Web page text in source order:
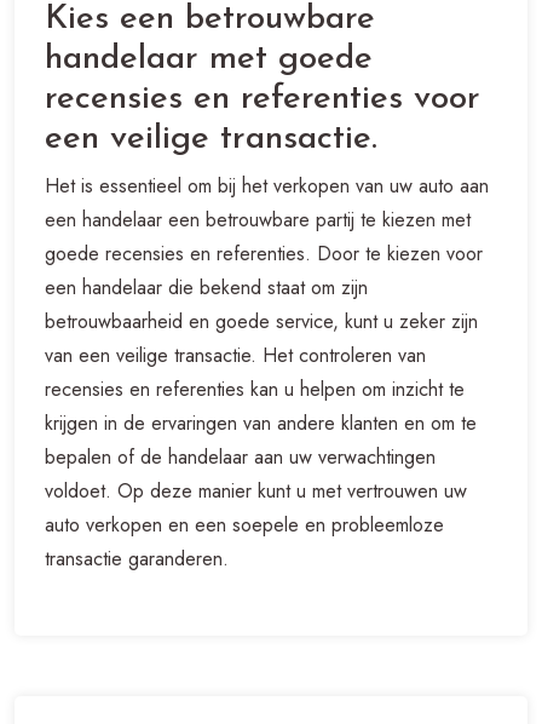
Kies een betrouwbare
handelaar met goede
recensies en referenties voor
een veilige transactie.
Het is essentieel om bij het verkopen van uw auto aan
een handelaar een betrouwbare partij te kiezen met
goede recensies en referenties. Door te kiezen voor
een handelaar die bekend staat om zijn
betrouwbaarheid en goede service, kunt u zeker zijn
van een veilige transactie. Het controleren van
recensies en referenties kan u helpen om inzicht te
krijgen in de ervaringen van andere klanten en om te
bepalen of de handelaar aan uw verwachtingen
voldoet. Op deze manier kunt u met vertrouwen uw
auto verkopen en een soepele en probleemloze
transactie garanderen.